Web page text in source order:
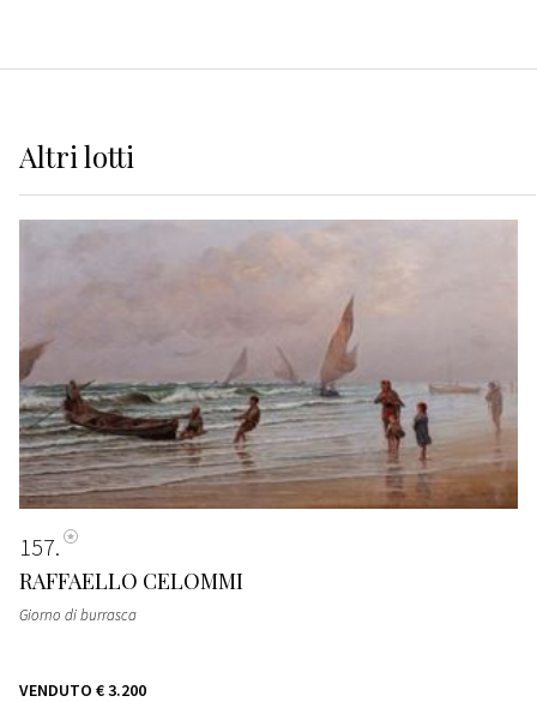
Altrilotti
157
RAFFAELLO CELOMMI
Giorno di burrasca
VENDUTO € 3.200